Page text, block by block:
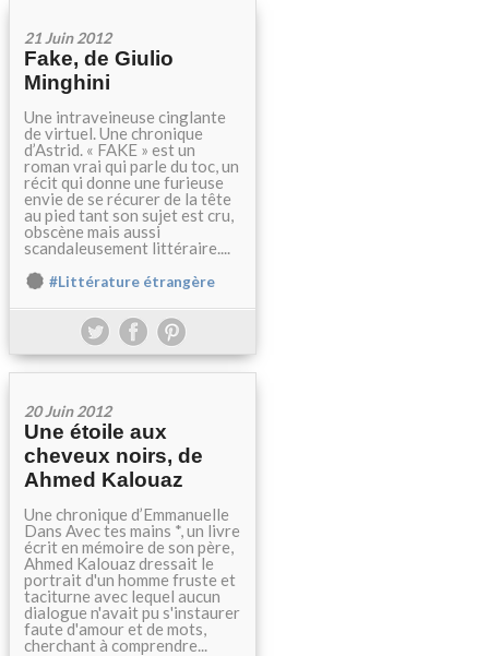
21 Juin 2012
Fake, de Giulio
Minghini
Une intraveineuse cinglante
de virtuel. Une chronique
d’Astrid. « FAKE » est un
roman vrai qui parle du toc, un
récit qui donne une furieuse
envie de se récurer de la tête
au pied tant son sujet est cru,
obscène mais aussi
scandaleusement littéraire....
#Littérature étrangère
20 Juin 2012
Une étoile aux
cheveux noirs, de
Ahmed Kalouaz
Une chronique d’Emmanuelle
Dans Avec tes mains *, un livre
écrit en mémoire de son père,
Ahmed Kalouaz dressait le
portrait d'un homme fruste et
taciturne avec lequel aucun
dialogue n'avait pu s'instaurer
faute d'amour et de mots,
cherchant à comprendre...